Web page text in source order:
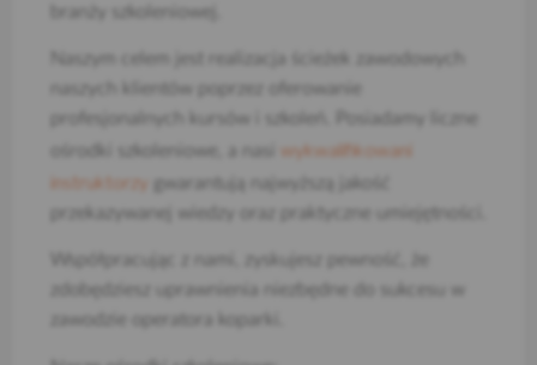
branży szkoleniowej.
Naszym celem jest realizacja ścieżek zawodowych
naszych klientów poprzez oferowanie
profesjonalnych kursów i szkoleń. Posiadamy liczne
ośrodki szkoleniowe, a nasi
wykwalifikowani
instruktorzy
gwarantują najwyższą jakość
przekazywanej wiedzy oraz praktyczne umiejętności.
Współpracując z nami, zyskujesz pewność, że
zdobędziesz uprawnienia niezbędne do sukcesu w
zawodzie operatora koparki.